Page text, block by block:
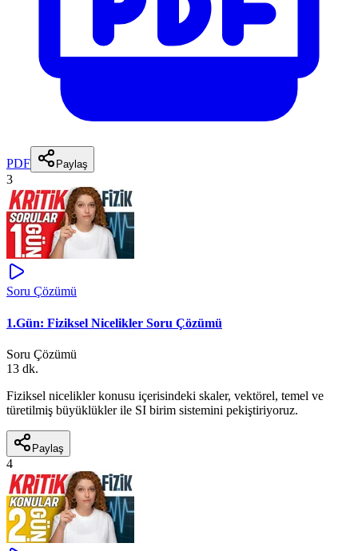
PDF Paylaş
3
Soru Çözümü
1.Gün: Fiziksel Nicelikler Soru Çözümü
Soru Çözümü
13 dk.
Fiziksel nicelikler konusu içerisindeki skaler, vektörel, temel ve
türetilmiş büyüklükler ile SI birim sistemini pekiştiriyoruz.
Paylaş
4